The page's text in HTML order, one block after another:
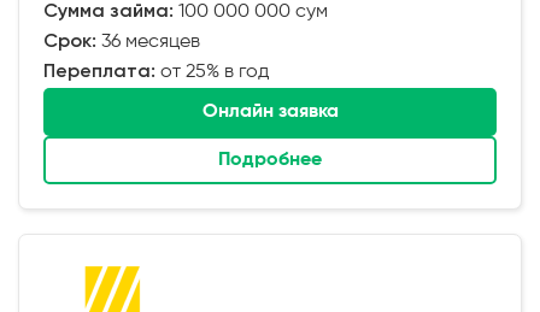
Сумма займа: 100 000 000 сум
Срок: 36 месяцев
Переплата: от 25% в год
Онлайн заявка
Подробнее